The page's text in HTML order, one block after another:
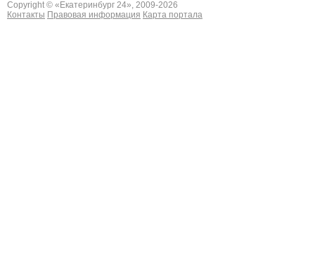
Copyright © « Екатеринбург 24», 2009-2026
Контакты Правовая информация Карта портала